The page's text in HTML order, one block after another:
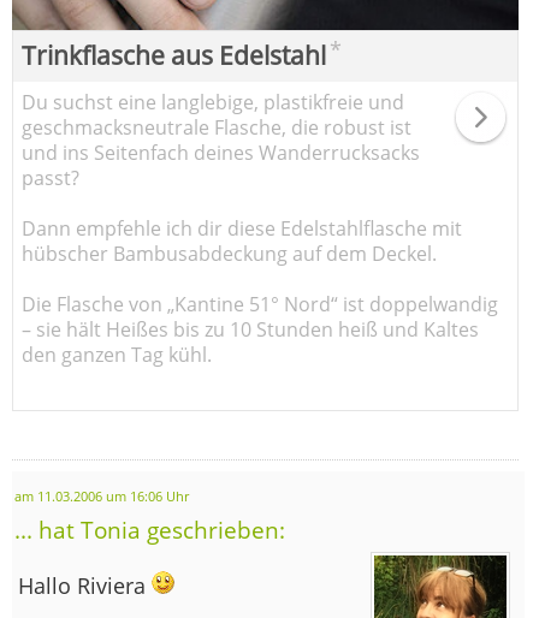
Trinkflasche aus Edelstahl*
Du suchst eine langlebige, plastikfreie und
geschmacksneutrale Flasche, die robust ist
und ins Seitenfach deines Wanderrucksacks
passt?
Dann empfehle ich dir diese Edelstahlflasche mit
hübscher Bambusabdeckung auf dem Deckel.
Die Flasche von „Kantine 51° Nord“ ist doppelwandig
– sie hält Heißes bis zu 10 Stunden heiß und Kaltes
den ganzen Tag kühl.
am 11.03.2006 um 16:06 Uhr
... hat Tonia geschrieben:
Hallo Riviera